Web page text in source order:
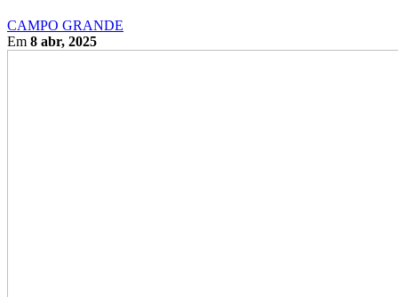
CAMPO GRANDE
Em 8 abr, 2025